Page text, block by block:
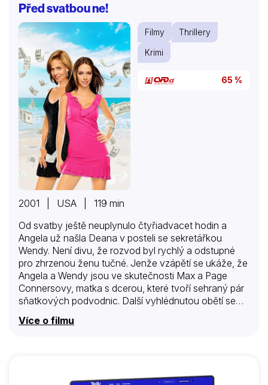
veřejnosti. Andrewův majetek se neustále zvětšuje a
on velmi šetří. Za dveřmi někdo nechává výhružné
vzkazy, a dokonce…
Před svatbou ne!
Filmy
Thrillery
Krimi
65 %
2001 | USA | 119 min
Od svatby ještě neuplynulo čtyřiadvacet hodin a
Angela už našla Deana v posteli se sekretářkou
Wendy. Není divu, že rozvod byl rychlý a odstupné
pro zhrzenou ženu tučné. Jenže vzápětí se ukáže, že
Angela a Wendy jsou ve skutečnosti Max a Page
Connersovy, matka s dcerou, které tvoří sehraný pár
sňatkových podvodnic. Další vyhlédnutou obětí se
pokusu o milostné sblížení nečekaně zemře. A aby
Více o filmu